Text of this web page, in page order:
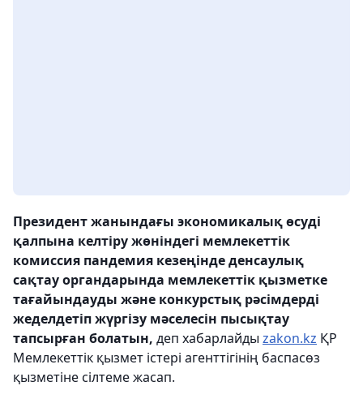
Президент жанындағы экономикалық өсуді
қалпына келтіру жөніндегі мемлекеттік
комиссия пандемия кезеңінде денсаулық
сақтау органдарында мемлекеттік қызметке
тағайындауды және конкурстық рәсімдерді
жеделдетіп жүргізу мәселесін пысықтау
тапсырған болатын, деп хабарлайды zakon.kz ҚР
Мемлекеттік қызмет істері агенттігінің баспасөз
қызметіне сілтеме жасап.